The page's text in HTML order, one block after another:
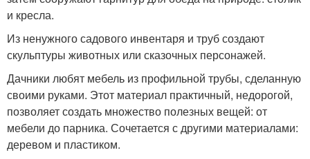
и кресла.
Из ненужного садового инвентаря и труб создают
скульптуры животных или сказочных персонажей.
Дачники любят мебель из профильной трубы, сделанную
своими руками. Этот материал практичный, недорогой,
позволяет создать множество полезных вещей: от
мебели до парника. Сочетается с другими материалами:
деревом и пластиком.